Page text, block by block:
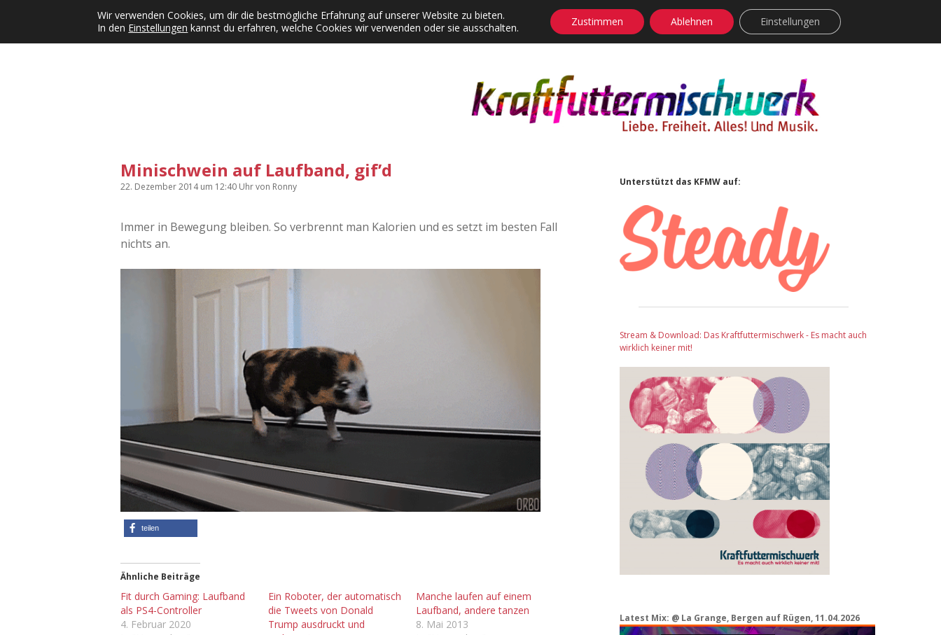
Kategorien Dropdown-Menü öffnen
KFMW-Disco Dates Instagrams Contact Adventskalender Dropdown-Menü öffnen facebook
instagram
rss soundcloud
vimeoBluesky
Minischwein auf Laufband, gif’d
22. Dezember 2014um 12:40 Uhrvon Ronny
Immer in Bewegung bleiben. So verbrennt man Kalorien und es setzt im besten Fall
nichts an.
teilen
Ähnliche Beiträge
Fit durch Gaming: Laufband
als PS4-Controller
4. Februar 2020
Ein Roboter, der automatisch
die Tweets von Donald
Trump ausdruckt und
Manche laufen auf einem
Laufband, andere tanzen
8. Mai 2013
Sidebar
Unterstützt das KFMW auf:
Stream & Download: Das Kraftfuttermischwerk - Es macht auch
wirklich keiner mit!
Latest Mix: @ La Grange, Bergen auf Rügen, 11.04.2026
Wir verwenden Cookies, um dir die bestmögliche Erfahrung auf unserer Website zu bieten.
In den Einstellungen kannst du erfahren, welche Cookies wir verwenden oder sie ausschalten. Zustimmen Ablehnen Einstellungen